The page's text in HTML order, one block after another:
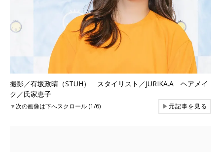
撮影／有坂政晴（STUH） スタイリスト／JURIKA.A ヘアメイ
ク／氏家恵子
▼次の画像は下へスクロール (1/6) ▶元記事を見る